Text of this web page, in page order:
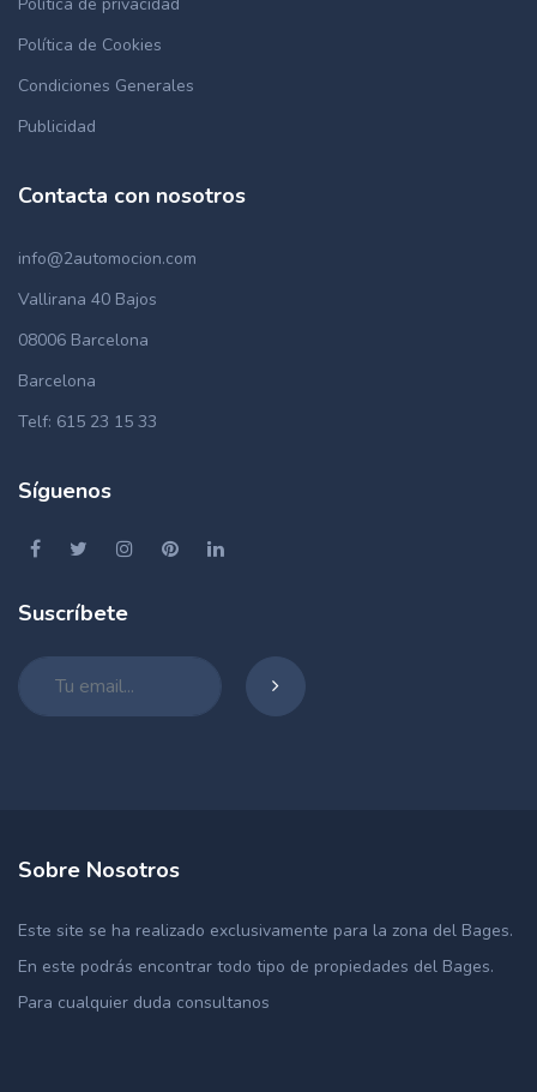
Política de privacidad
Política de Cookies
Condiciones Generales
Publicidad
Contacta con nosotros
info@2automocion.com
Vallirana 40 Bajos
08006 Barcelona
Barcelona
Telf: 615 23 15 33
Síguenos
Suscríbete
Sobre Nosotros
Este site se ha realizado exclusivamente para la zona del Bages.
En este podrás encontrar todo tipo de propiedades del Bages.
Para cualquier duda consultanos